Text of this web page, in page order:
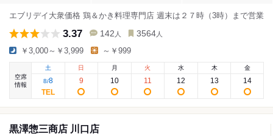
エブリデイ大衆価格 鶏＆かき料理専門店 週末は２７時（3時）まで営業
3.37 142 人 3564 人
￥3,000～￥3,999 ～￥999
空席
情報
土
8/8
日
9
月
10
火
11
水
12
木
13
金
14
黒澤惣三商店 川口店